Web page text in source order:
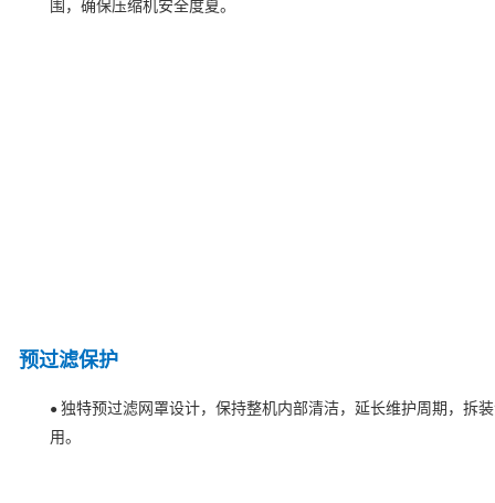
围，确保压缩机安全度夏。
预过滤保护
● 独特预过滤网罩设计，保持整机内部清洁，延长维护周期，拆
用。